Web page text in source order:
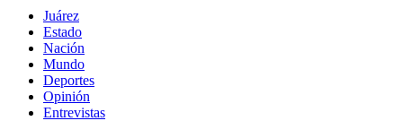
Juárez
Estado
Nación
Mundo
Deportes
Opinión
Entrevistas